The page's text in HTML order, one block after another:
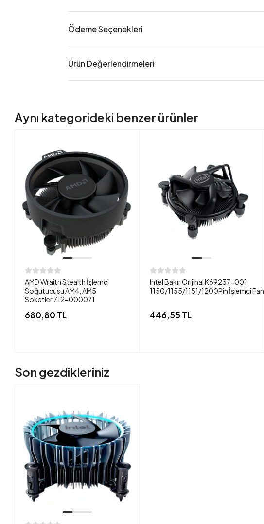
Ödeme Seçenekleri
Ürün Değerlendirmeleri
Aynı kategorideki benzer ürünler
AMD Wraith Stealth İşlemci
Soğutucusu AM4, AM5
Soketler 712-000071
680,80 TL
Intel Bakır Orijinal K69237-001
1150/1155/1151/1200Pin İşlemci Fan
446,55 TL
Son gezdikleriniz